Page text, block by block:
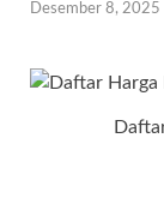
Desember 8, 2025